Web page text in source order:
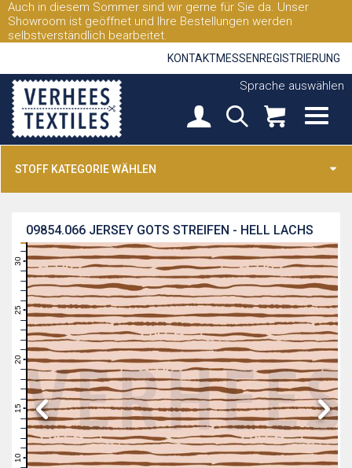
Auch in diesem Sommer sind wir gerne für Sie da. Unser
Showroom ist geöffnet und Ihre Bestellungen werden
selbstverständlich bearbeitet.
KONTAKTMESSEN REGISTRIERUNG
Sprache auswählen
STOFF KATEGORIE WÄHLEN
JERSEY GOTS STREIFEN - HELL LACHS
09854.066
10
11
12
13
14
15
16
17
18
20
21
22
23
24
25
26
27
28
29
30
31